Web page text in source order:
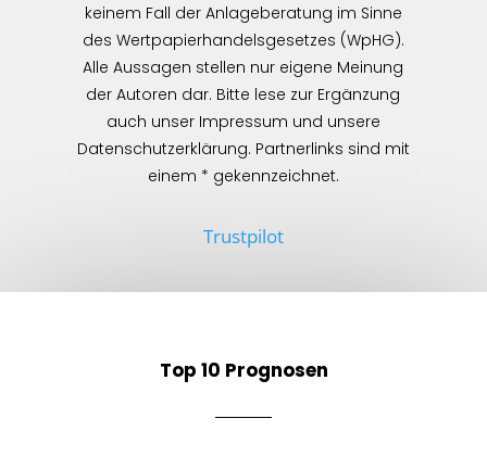
keinem Fall der Anlageberatung im Sinne
des Wertpapierhandelsgesetzes (WpHG).
Alle Aussagen stellen nur eigene Meinung
der Autoren dar. Bitte lese zur Ergänzung
auch unser Impressum und unsere
Datenschutzerklärung. Partnerlinks sind mit
einem * gekennzeichnet.
Trustpilot
Top 10 Prognosen